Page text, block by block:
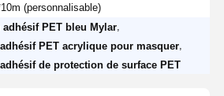
(personnalisable)
adhésif PET bleu Mylar
PET acrylique pour masquer
de protection de surface PET